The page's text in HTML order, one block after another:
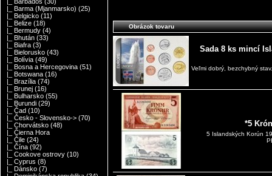
|_ Barma (Mjanmarsko) (25)
|_ Belgicko (11)
|_ Belize (18)
|_ Bermudy (4)
|_ Bhután (33)
|_ Biafra (3)
|_ Bielorusko (43)
|_ Bolívia (49)
|_ Bosna a Hercegovina (51)
|_ Botswana (16)
|_ Brazília (74)
|_ Brunej (16)
|_ Bulharsko (55)
|_ Burundi (29)
|_ Čad (10)
|_ Česko - Slovensko-> (70)
|_ Chorvátsko (48)
|_ Čierna Hora
|_ Čile (24)
|_ Čína (92)
|_ Cookove ostrovy (10)
|_ Cyprus (8)
|_ Dánsko (7)
Obrázok tovaru
Sada 8 ks mincí
Veľmi dobrý, bezchybný
*5
5 Islandských Korún